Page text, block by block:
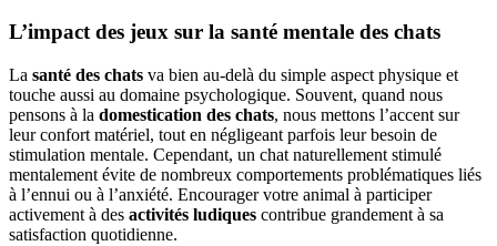
L’impact des jeux sur la santé mentale des chats
La santé des chats va bien au-delà du simple aspect physique et
touche aussi au domaine psychologique. Souvent, quand nous
pensons à la domestication des chats, nous mettons l’accent sur
leur confort matériel, tout en négligeant parfois leur besoin de
stimulation mentale. Cependant, un chat naturellement stimulé
mentalement évite de nombreux comportements problématiques liés
à l’ennui ou à l’anxiété. Encourager votre animal à participer
activement à des activités ludiques contribue grandement à sa
satisfaction quotidienne.